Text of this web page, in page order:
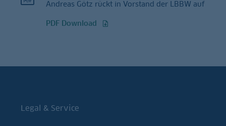
Andreas Götz rückt in Vorstand der LBBW auf
PDF Download
Legal & Service